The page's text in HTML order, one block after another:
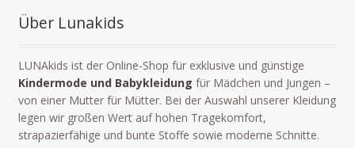
Über Lunakids
LUNAkids ist der Online-Shop für exklusive und günstige
Kindermode und Babykleidung für Mädchen und Jungen –
von einer Mutter für Mütter. Bei der Auswahl unserer Kleidung
legen wir großen Wert auf hohen Tragekomfort,
strapazierfähige und bunte Stoffe sowie moderne Schnitte.